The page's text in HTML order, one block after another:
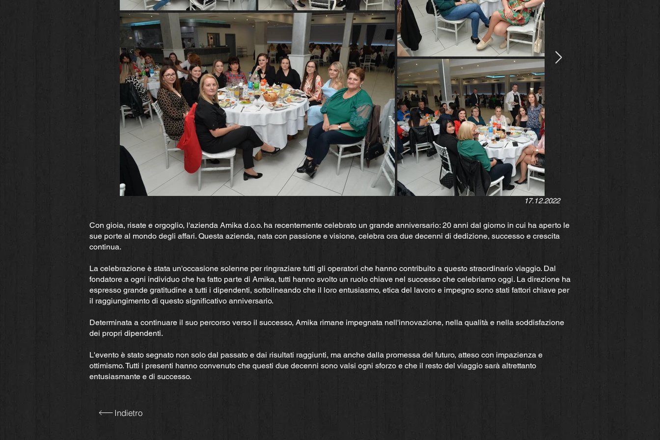
17.12.2022
Con gioia, risate e orgoglio, l'azienda Amika d.o.o. ha recentemente celebrato un grande anniversario: 20 anni dal giorno in cui ha aperto le
sue porte al mondo degli affari. Questa azienda, nata con passione e visione, celebra ora due decenni di dedizione, successo e crescita
continua.
La celebrazione è stata un'occasione solenne per ringraziare tutti gli operatori che hanno contribuito a questo straordinario viaggio. Dal
fondatore a ogni individuo che ha fatto parte di Amika, tutti hanno svolto un ruolo chiave nel successo che celebriamo oggi. La direzione ha
espresso grande gratitudine a tutti i dipendenti, sottolineando che il loro entusiasmo, etica del lavoro e impegno sono stati fattori chiave per
il raggiungimento di questo significativo anniversario.
Determinata a continuare il suo percorso verso il successo, Amika rimane impegnata nell'innovazione, nella qualità e nella soddisfazione
dei propri dipendenti.
L'evento è stato segnato non solo dal passato e dai risultati raggiunti, ma anche dalla promessa del futuro, atteso con impazienza e
ottimismo. Tutti i presenti hanno convenuto che questi due decenni sono valsi ogni sforzo e che il resto del viaggio sarà altrettanto
entusiasmante e di successo.
Indietro